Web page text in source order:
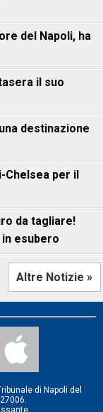
del Napoli, ha
il suo
destinazione
Chelsea per il
da tagliare!
esubero
Altre Notizie »
di Napoli del